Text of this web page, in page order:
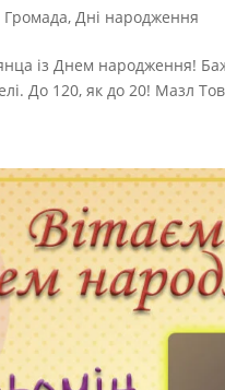
Громада, Дні народження
із Днем народження!
До 120, як до 20! Мазл